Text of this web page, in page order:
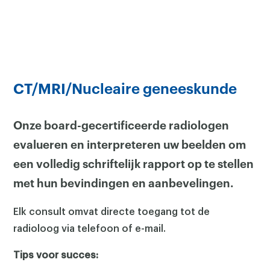
CT/MRI/Nucleaire geneeskunde
Onze board-gecertificeerde radiologen
evalueren en interpreteren uw beelden om
een volledig schriftelijk rapport op te stellen
met hun bevindingen en aanbevelingen.
Elk consult omvat directe toegang tot de
radioloog via telefoon of e-mail.
Tips voor succes: